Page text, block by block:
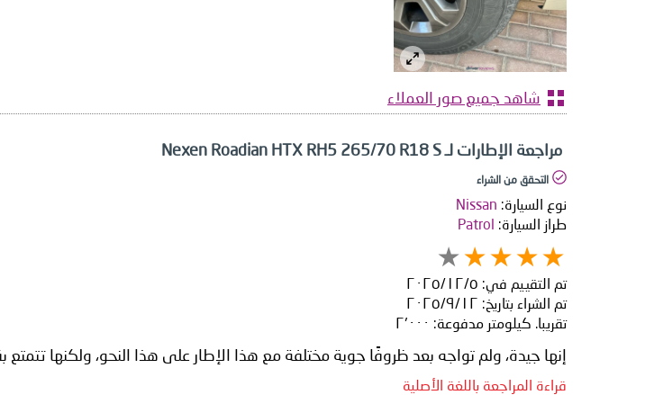
شاهد جميع صور العملاء
مراجعة الإطارات لـ Nexen Roadian HTX RH5 265/70 R18 S
التحقق من الشراء
نوع السيارة: Nissan
طراز السيارة: Patrol
تم التقييم في: ٥‏/١٢‏/٢٠٢٥
تم الشراء بتاريخ: ١٢‏/٩‏/٢٠٢٥
تقريبا. كيلومتر مدفوعة: ٢٬٠٠٠
إنها جيدة، ولم تواجه بعد ظروفًا جوية مختلفة مع هذا الإطار على هذا النحو، ولكنها
قراءة المراجعة باللغة الأصلية